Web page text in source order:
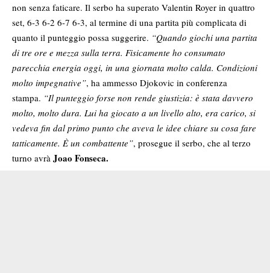
non senza faticare. Il serbo ha superato Valentin Royer in quattro
set, 6-3 6-2 6-7 6-3, al termine di una partita più complicata di
quanto il punteggio possa suggerire. “Quando giochi una partita
di tre ore e mezza sulla terra. Fisicamente ho consumato
parecchia energia oggi, in una giornata molto calda. Condizioni
molto impegnative”, ha ammesso Djokovic in conferenza
stampa. “Il punteggio forse non rende giustizia: è stata davvero
molto, molto dura. Lui ha giocato a un livello alto, era carico, si
vedeva fin dal primo punto che aveva le idee chiare su cosa fare
tatticamente. È un combattente”, prosegue il serbo, che al terzo
turno avrà Joao Fonseca.